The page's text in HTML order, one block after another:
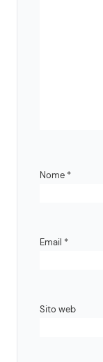
Nome *
Email *
Sito web